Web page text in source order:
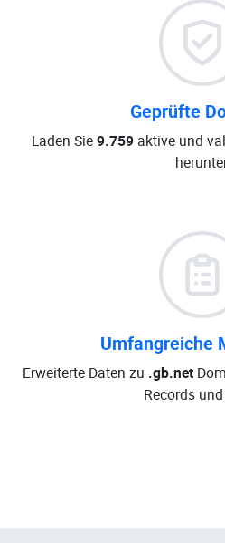
Geprüfte
Laden Sie9.759aktive und
Umfangreiche
Erweiterte Daten zu .gb.net
Records